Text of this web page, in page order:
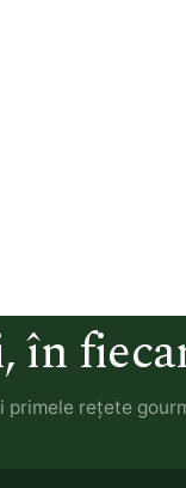
în
primele rețete